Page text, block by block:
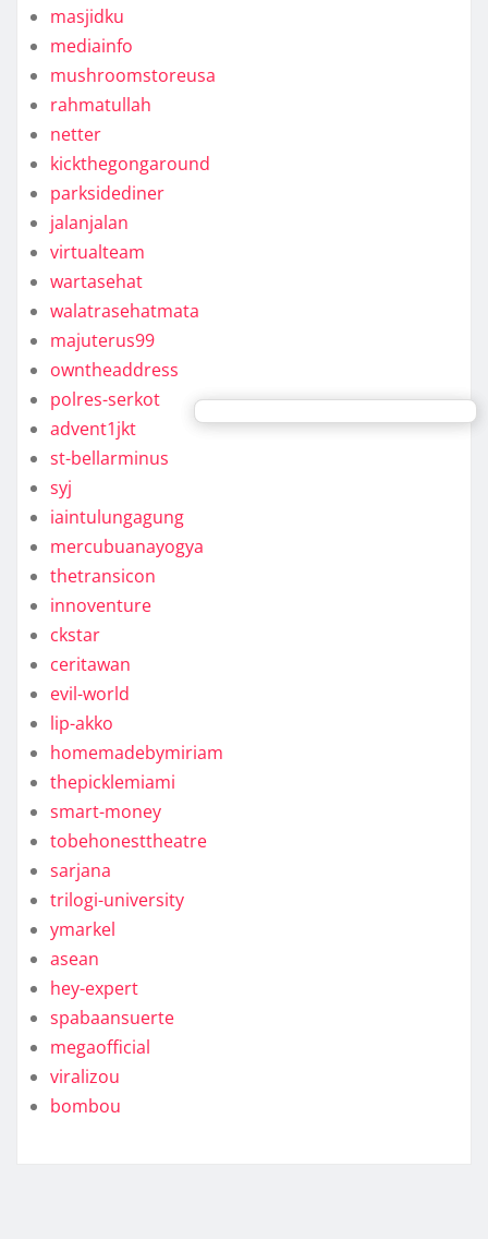
masjidku
mediainfo
mushroomstoreusa
rahmatullah
netter
kickthegongaround
parksidediner
jalanjalan
virtualteam
wartasehat
walatrasehatmata
majuterus99
owntheaddress
polres-serkot
advent1jkt
st-bellarminus
syj
iaintulungagung
mercubuanayogya
thetransicon
innoventure
ckstar
ceritawan
evil-world
lip-akko
homemadebymiriam
thepicklemiami
smart-money
tobehonesttheatre
sarjana
trilogi-university
ymarkel
asean
hey-expert
spabaansuerte
megaofficial
viralizou
bombou